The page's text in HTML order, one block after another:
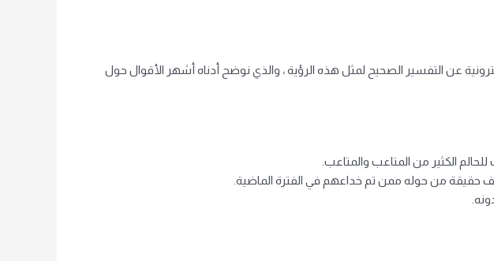
عن التفسير الصحيح لمثل هذه الرؤية ، والذي نوضح أدناه أشهر الأقوال حول
الكثير من المتاعب والمتاعب.
من حوله ممن تم خداعهم في الفترة الماضية.